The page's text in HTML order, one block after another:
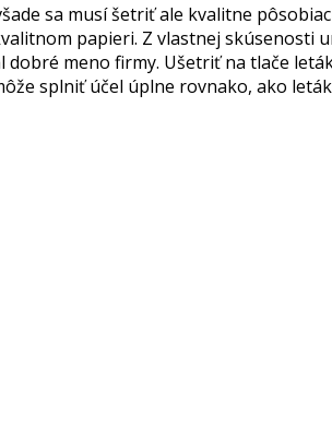
sa musí šetriť ale kvalitne
papieri. Z vlastnej skúsenosti
meno firmy. Ušetriť na tlače
splniť účel úplne rovnako, ako